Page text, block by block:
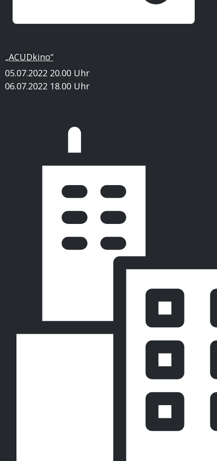
„ACUDkino“
05.07.2022 20.00 Uhr
06.07.2022 18.00 Uhr